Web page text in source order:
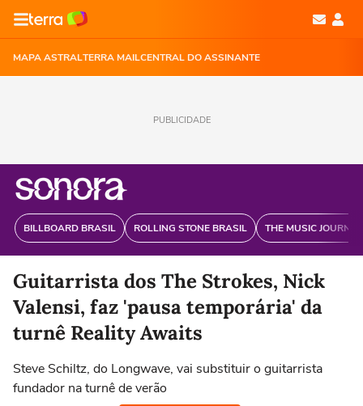
MAPA ASTRALTERRA MAILCENTRAL DO ASSINANTE
PUBLICIDADE
BILLBOARD BRASIL ROLLING STONE BRASIL THE MUSIC
Guitarrista dos The Strokes, Nick
Valensi, faz 'pausa temporária' da
turnê Reality Awaits
Steve Schiltz, do Longwave, vai substituir o guitarrista
fundador na turnê de verão